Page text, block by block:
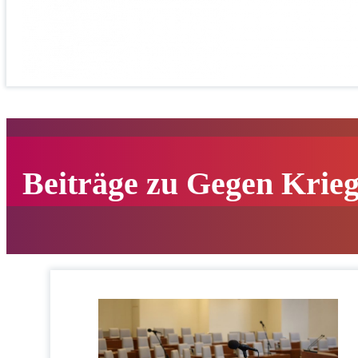
Beiträge zu Gegen